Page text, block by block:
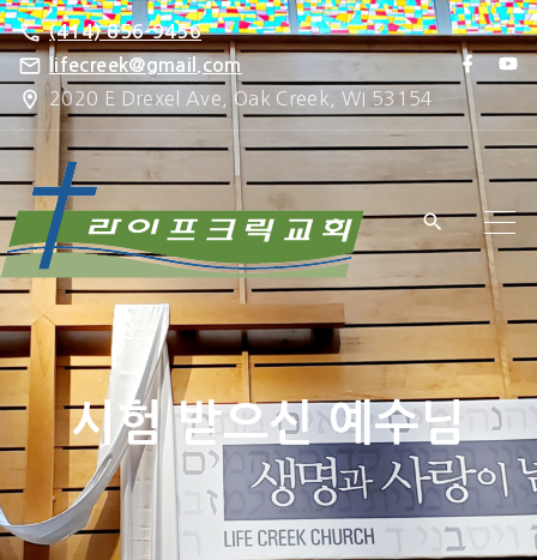
S
k
i
c
o
n
t
(414) 856-9456
lifecreek@gmail.com
2020 E Drexel Ave, Oak Creek, WI 53154
f
a
e
b
o
k
y
o
t
e
시험 받으신 예수님